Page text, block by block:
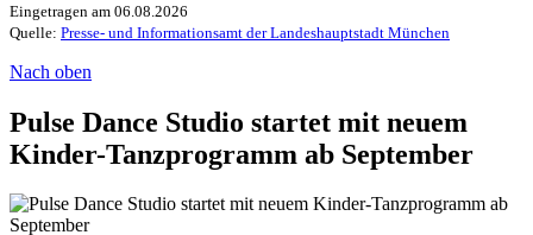
Eingetragen am 06.08.2026
Quelle: Presse- und Informationsamt der Landeshauptstadt München
Nach oben
Pulse Dance Studio startet mit neuem
Kinder-Tanzprogramm ab September